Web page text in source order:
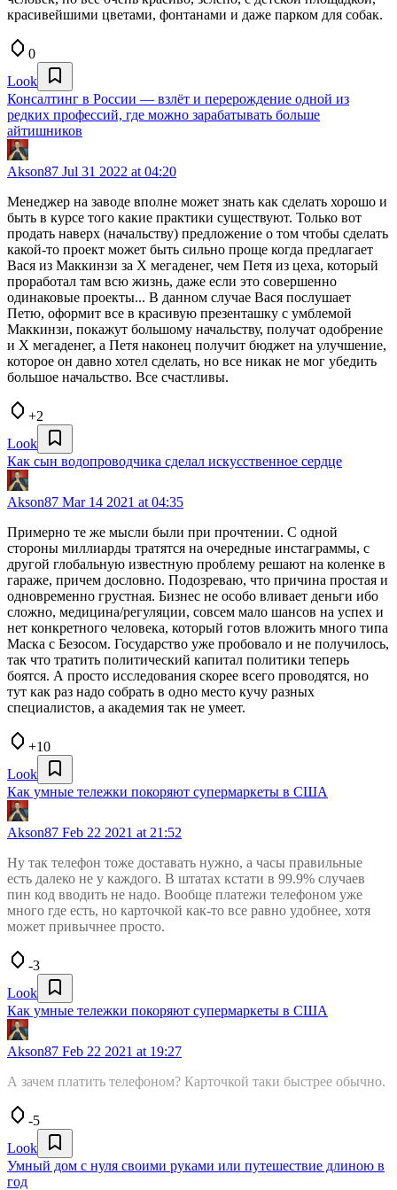
красивейшими цветами, фонтанами и даже парком для собак.
0
Look
Консалтинг в России — взлёт и перерождение одной из
редких профессий, где можно зарабатывать больше
айтишников
Akson87 Jul 31 2022 at 04:20
Менеджер на заводе вполне может знать как сделать хорошо и
быть в курсе того какие практики существуют. Только вот
продать наверх (начальству) предложение о том чтобы сделать
какой-то проект может быть сильно проще когда предлагает
Вася из Маккинзи за Х мегаденег, чем Петя из цеха, который
проработал там всю жизнь, даже если это совершенно
одинаковые проекты... В данном случае Вася послушает
Петю, оформит все в красивую презенташку с умблемой
Маккинзи, покажут большому начальству, получат одобрение
и Х мегаденег, а Петя наконец получит бюджет на улучшение,
которое он давно хотел сделать, но все никак не мог убедить
большое начальство. Все счастливы.
+2
Look
Как сын водопроводчика сделал искусственное сердце
Akson87 Mar 14 2021 at 04:35
Примерно те же мысли были при прочтении. С одной
стороны миллиарды тратятся на очередные инстаграммы, с
другой глобальную известную проблему решают на коленке в
гараже, причем дословно. Подозреваю, что причина простая и
одновременно грустная. Бизнес не особо вливает деньги ибо
сложно, медицина/регуляции, совсем мало шансов на успех и
нет конкретного человека, который готов вложить много типа
Маска с Безосом. Государство уже пробовало и не получилось,
так что тратить политический капитал политики теперь
боятся. А просто исследования скорее всего проводятся, но
тут как раз надо собрать в одно место кучу разных
специалистов, а академия так не умеет.
+10
Look
Как умные тележки покоряют супермаркеты в США
Akson87 Feb 22 2021 at 21:52
Ну так телефон тоже доставать нужно, а часы правильные
есть далеко не у каждого. В штатах кстати в 99.9% случаев
пин код вводить не надо. Вообще платежи телефоном уже
много где есть, но карточкой как-то все равно удобнее, хотя
может привычнее просто.
-3
Look
Как умные тележки покоряют супермаркеты в США
Akson87 Feb 22 2021 at 19:27
А зачем платить телефоном? Карточкой таки быстрее обычно.
-5
Look
Умный дом с нуля своими руками или путешествие длиною в
год